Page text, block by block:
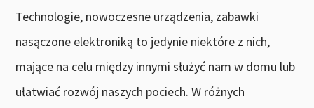
Technologie, nowoczesne urządzenia, zabawki
nasączone elektroniką to jedynie niektóre z nich,
mające na celu między innymi służyć nam w domu lub
ułatwiać rozwój naszych pociech. W różnych